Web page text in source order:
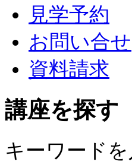
見学予約
お問い合せ
資料請求
講座を探す
キーワード